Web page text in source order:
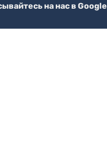
на нас в Google